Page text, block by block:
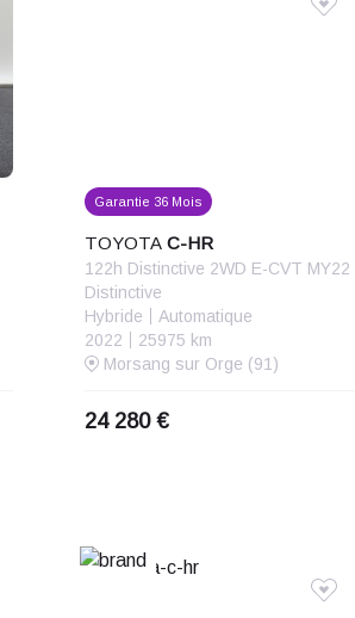
Garantie 36 Mois
TOYOTA C-HR
122h Distinctive 2WD E-CVT MY22
Distinctive
Hybride
Automatique
2022
25975 km
Morsang sur Orge (91)
24 280 €